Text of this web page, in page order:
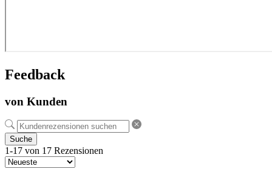
Feedback
von Kunden
Suche
1-17 von 17 Rezensionen